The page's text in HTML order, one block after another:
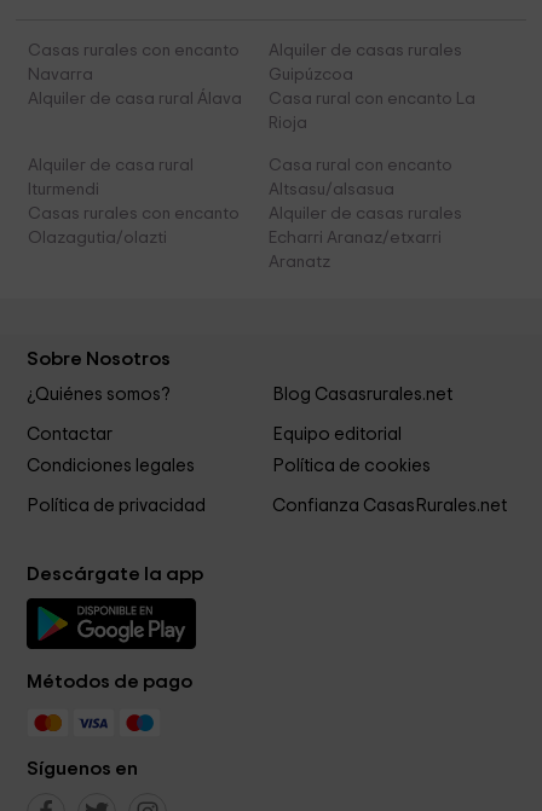
Casas rurales con encanto
Navarra
Alquiler de casas rurales
Guipúzcoa
Alquiler de casa rural Álava
Casa rural con encanto La
Rioja
Alquiler de casa rural
Iturmendi
Casa rural con encanto
Altsasu/alsasua
Casas rurales con encanto
Olazagutia/olazti
Alquiler de casas rurales
Echarri Aranaz/etxarri
Aranatz
Sobre Nosotros
¿Quiénes somos? Blog Casasrurales.net
Contactar
Equipo editorial
Condiciones legales
Política de cookies
Política de privacidad Confianza CasasRurales.net
Descárgate la app
Métodos de pago
Síguenos en